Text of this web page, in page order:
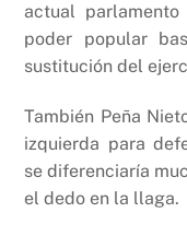
actual
poder popular
sustitución del
También Peña
izquierda para
se diferenciaría
el dedo en la llaga.